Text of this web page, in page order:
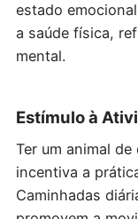
estado
a saúde física,
mental.
Estímulo à
Ter um animal
incentiva a
Caminhadas